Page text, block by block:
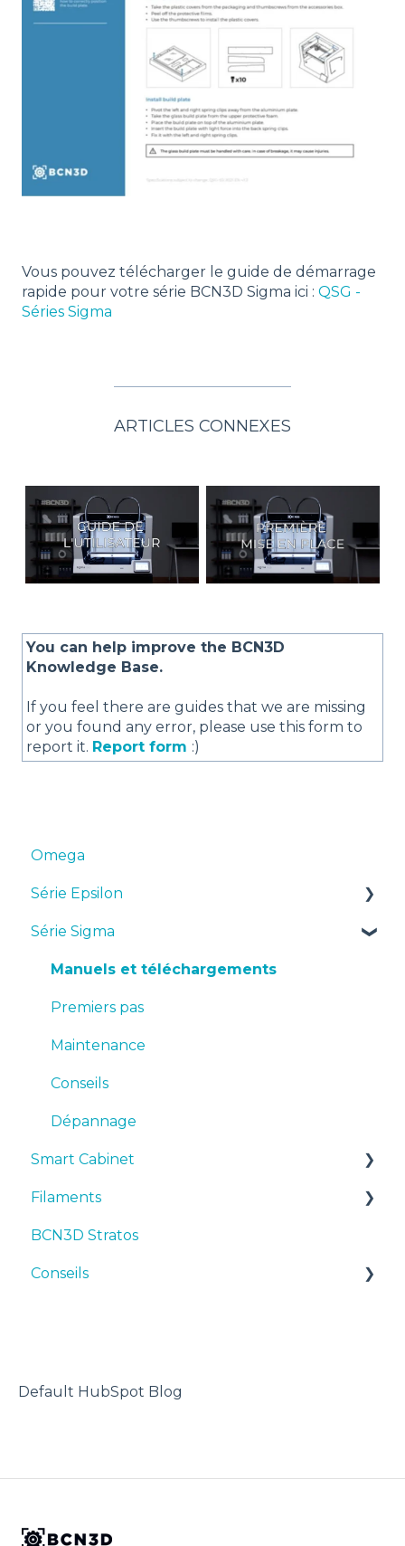
Vous pouvez télécharger le guide de démarrage
rapide pour votre série BCN3D Sigma ici : QSG -
Séries Sigma
ARTICLES CONNEXES
You can help improve the BCN3D
Knowledge Base.
If you feel there are guides that we are missing
or you found any error, please use this form to
report it. Report form :)
Omega
Série Epsilon
Manuels et téléchargements
Premiers pas
Maintenance
Conseils
Dépannage
Série Sigma
Manuels et téléchargements
Premiers pas
Maintenance
Conseils
Dépannage
Smart Cabinet
Manuals & Downloads
First steps
Maintenance
Filaments
Suggestions
TPU
BCN3D Stratos
Conseils
Default HubSpot Blog